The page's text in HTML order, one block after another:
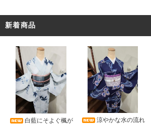
新着商品
白藍にそよぐ楓が
涼やかな水の流れ